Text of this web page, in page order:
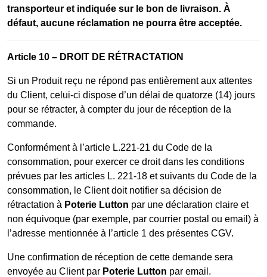
transporteur et indiquée sur le bon de livraison. À
défaut, aucune réclamation ne pourra être acceptée.
Article 10 – DROIT DE RÉTRACTATION
Si un Produit reçu ne répond pas entièrement aux attentes
du Client, celui-ci dispose d’un délai de quatorze (14) jours
pour se rétracter, à compter du jour de réception de la
commande.
Conformément à l’article L.221-21 du Code de la
consommation, pour exercer ce droit dans les conditions
prévues par les articles L. 221-18 et suivants du Code de la
consommation, le Client doit notifier sa décision de
rétractation à Poterie Lutton par une déclaration claire et
non équivoque (par exemple, par courrier postal ou email) à
l’adresse mentionnée à l’article 1 des présentes CGV.
Une confirmation de réception de cette demande sera
envoyée au Client par Poterie Lutton par email.